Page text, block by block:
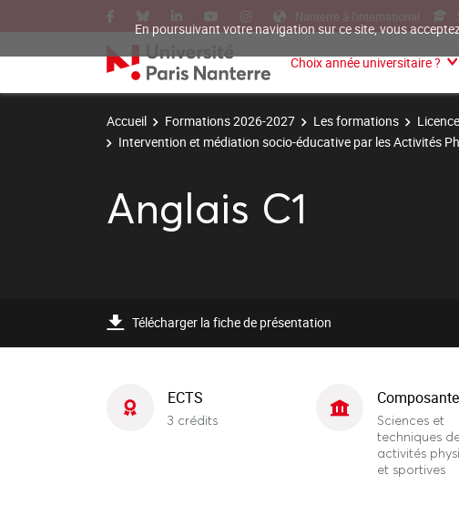
En poursuivant votre navigation sur ce site, vous
Nanterre à l'international
Choix année universitaire ?
Accueil Formations 2026-2027 Les formations
Intervention et médiation socio-éducative par les Activités
Anglais C1
Télécharger la fiche de présentation
ECTS
3 crédits
Composante
Sciences et
techniques
activités
et sportives